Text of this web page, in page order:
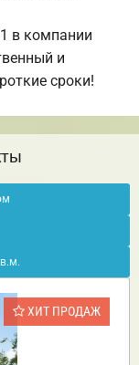
в компании
и
сроки!
ХИТ ПРОДАЖ